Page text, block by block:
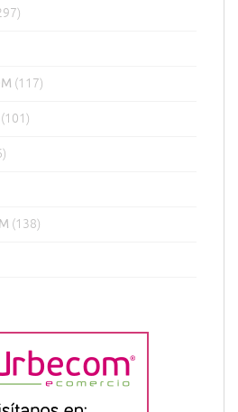
(117)
(101)
(138)